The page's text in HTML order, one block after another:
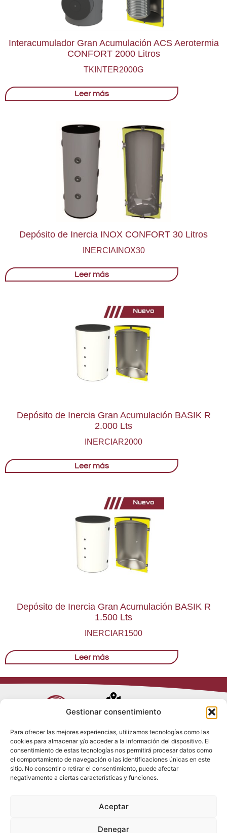
Gestionar consentimiento
Para ofrecer las mejores experiencias, utilizamos tecnologías como las
cookies para almacenar y/o acceder a la información del dispositivo. El
consentimiento de estas tecnologías nos permitirá procesar datos como
el comportamiento de navegación o las identificaciones únicas en este
sitio. No consentir o retirar el consentimiento, puede afectar
negativamente a ciertas características y funciones.
Aceptar
Denegar
Interacumulador Gran Acumulación ACS Aerotermia
CONFORT 2000 Litros
TKINTER2000G
Leer más
Depósito de Inercia INOX CONFORT 30 Litros
INERCIAINOX30
Leer más
Depósito de Inercia Gran Acumulación BASIK R
2.000 Lts
INERCIAR2000
Leer más
Depósito de Inercia Gran Acumulación BASIK R
1.500 Lts
INERCIAR1500
Leer más
Avenida de
28017 Madrid
(España)
(+34) 910 917
info@tenki-
Política de
Privacidad
Política de
Cookies